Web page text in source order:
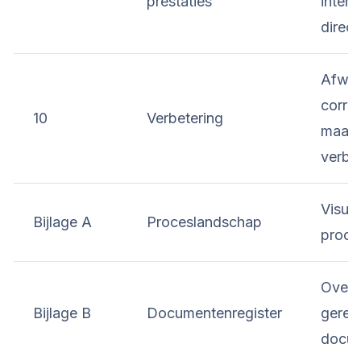
10 Verbetering
Bijlage A Proceslandschap
Bijlage B Documentenregister